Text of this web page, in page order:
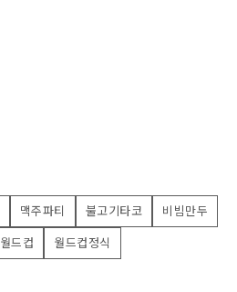
맥주파티 불고기타코
비빔만두
월드컵
월드컵정식